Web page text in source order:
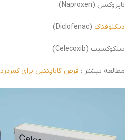
ناپروکسن (Naproxen)
دیکلوفناک (Diclofenac)
سلکوکسیب (Celecoxib)
مطالعه بیشتر : قرص گاباپنتین برای کمردرد